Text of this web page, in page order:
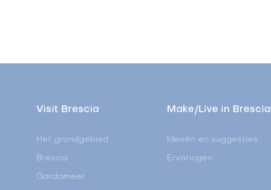
Visit Brescia
Het grondgebied
Brescia
Gardameer
Make/Live in Brescia
Ideeën en suggesties
Ervaringen